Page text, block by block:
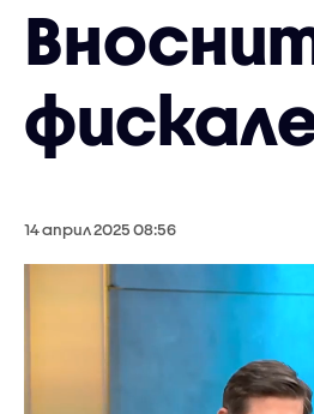
14 април 2025 08:56